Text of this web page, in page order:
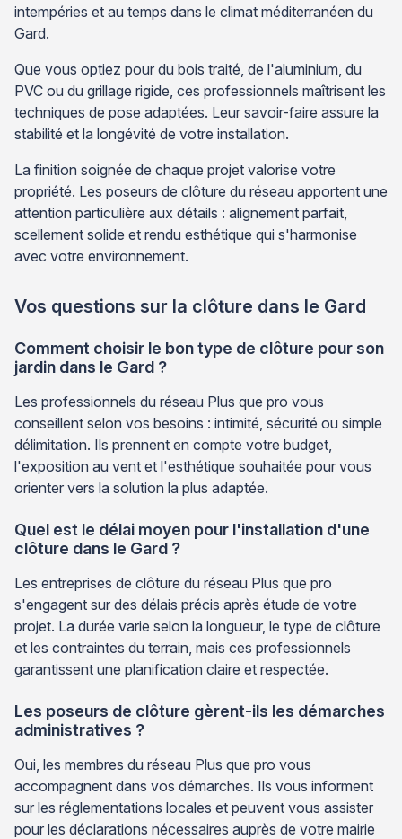
intempéries et au temps dans le climat méditerranéen du
Gard.
Que vous optiez pour du bois traité, de l'aluminium, du
PVC ou du grillage rigide, ces professionnels maîtrisent les
techniques de pose adaptées. Leur savoir-faire assure la
stabilité et la longévité de votre installation.
La finition soignée de chaque projet valorise votre
propriété. Les poseurs de clôture du réseau apportent une
attention particulière aux détails : alignement parfait,
scellement solide et rendu esthétique qui s'harmonise
avec votre environnement.
Vos questions sur la clôture dans le Gard
Comment choisir le bon type de clôture pour son
jardin dans le Gard ?
Les professionnels du réseau Plus que pro vous
conseillent selon vos besoins : intimité, sécurité ou simple
délimitation. Ils prennent en compte votre budget,
l'exposition au vent et l'esthétique souhaitée pour vous
orienter vers la solution la plus adaptée.
Quel est le délai moyen pour l'installation d'une
clôture dans le Gard ?
Les entreprises de clôture du réseau Plus que pro
s'engagent sur des délais précis après étude de votre
projet. La durée varie selon la longueur, le type de clôture
et les contraintes du terrain, mais ces professionnels
garantissent une planification claire et respectée.
Les poseurs de clôture gèrent-ils les démarches
administratives ?
Oui, les membres du réseau Plus que pro vous
accompagnent dans vos démarches. Ils vous informent
sur les réglementations locales et peuvent vous assister
pour les déclarations nécessaires auprès de votre mairie